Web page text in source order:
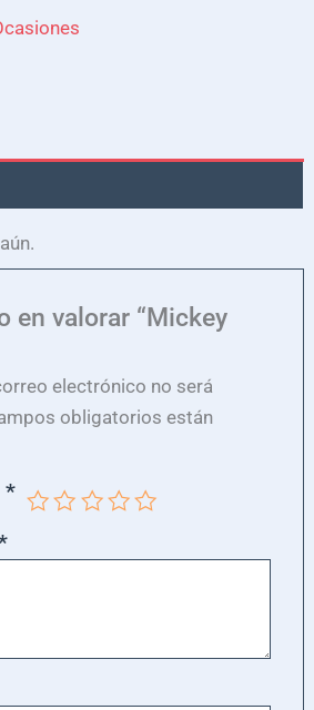
en valorar “Mickey
electrónico no será
obligatorios están
*